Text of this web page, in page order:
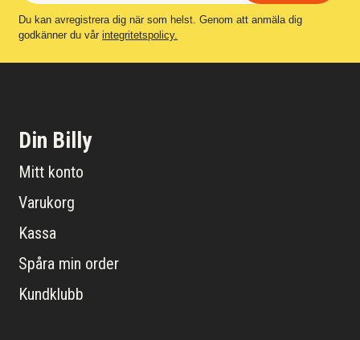
Du kan avregistrera dig när som helst. Genom att anmäla dig
godkänner du vårintegritetspolicy.
Din Billy
Mitt konto
Varukorg
Kassa
Spåra min order
Kundklubb